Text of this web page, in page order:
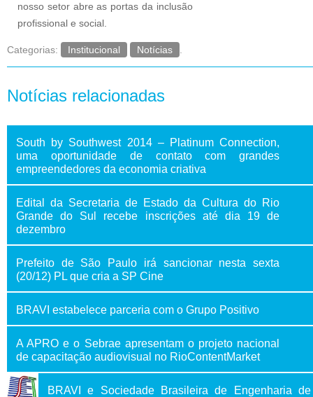
nosso setor abre as portas da inclusão
profissional e social.
Categorias: Institucional Notícias
Notícias relacionadas
South by Southwest 2014 – Platinum Connection,
uma oportunidade de contato com grandes
empreendedores da economia criativa
Edital da Secretaria de Estado da Cultura do Rio
Grande do Sul recebe inscrições até dia 19 de
dezembro
Prefeito de São Paulo irá sancionar nesta sexta
(20/12) PL que cria a SP Cine
BRAVI estabelece parceria com o Grupo Positivo
A APRO e o Sebrae apresentam o projeto nacional
de capacitação audiovisual no RioContentMarket
BRAVI e Sociedade Brasileira de Engenharia de